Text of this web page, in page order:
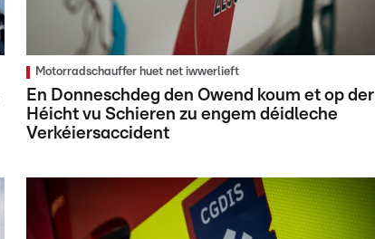
Motorradschauffer huet net iwwerlieft
En Donneschdeg den Owend koum et op der
Héicht vu Schieren zu engem déidleche
Verkéiersaccident